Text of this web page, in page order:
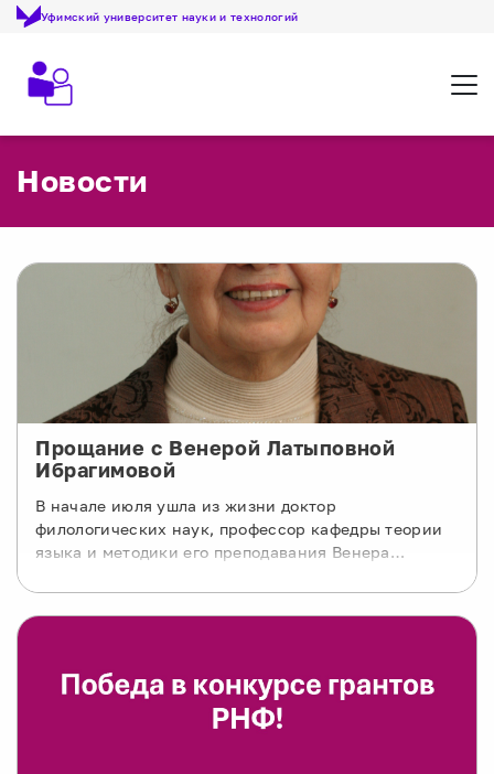
Уфимский университет науки и технологий
Новости
Прощание с Венерой Латыповной
Ибрагимовой
В начале июля ушла из жизни доктор
филологических наук, профессор кафедры теории
языка и методики его преподавания Венера